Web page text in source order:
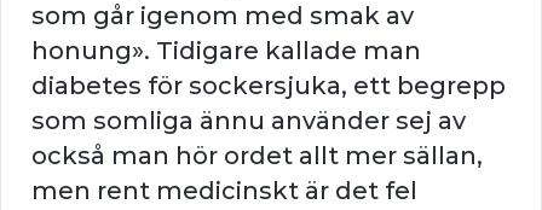
som går igenom med smak av
honung». Tidigare kallade man
diabetes för sockersjuka, ett begrepp
som somliga ännu använder sej av
också man hör ordet allt mer sällan,
men rent medicinskt är det fel